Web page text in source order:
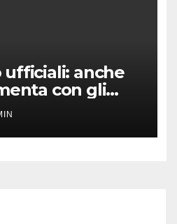
ufficiali: anche
con gli
a clip